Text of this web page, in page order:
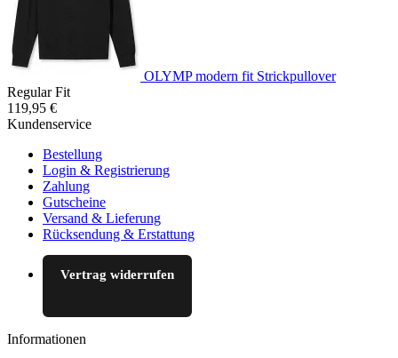
OLYMP modern fit Strickpullover
Regular Fit
119,95 €
Kundenservice
Bestellung
Login & Registrierung
Zahlung
Gutscheine
Versand & Lieferung
Rücksendung & Erstattung
Vertrag widerrufen
Informationen